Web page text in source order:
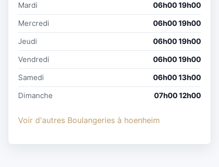
Mardi
06h00 19h00
Mercredi
06h00 19h00
Jeudi
06h00 19h00
Vendredi
06h00 19h00
Samedi
06h00 13h00
Dimanche
07h00 12h00
Voir d'autres Boulangeries à hoenheim